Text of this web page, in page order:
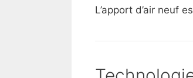
L’apport d’air neuf